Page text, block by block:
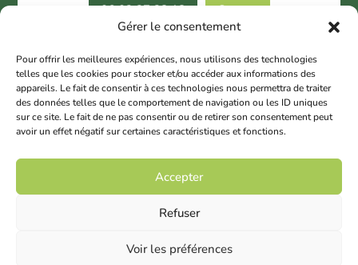
Gérer le consentement
Pour offrir les meilleures expériences, nous utilisons des technologies
telles que les cookies pour stocker et/ou accéder aux informations des
appareils. Le fait de consentir à ces technologies nous permettra de traiter
des données telles que le comportement de navigation ou les ID uniques
sur ce site. Le fait de ne pas consentir ou de retirer son consentement peut
avoir un effet négatif sur certaines caractéristiques et fonctions.
Accepter
Refuser
Voir les préférences
06.02.27.28.18 Contact
© 2025 Copyright SNK
Mentions légales
Contact SNK